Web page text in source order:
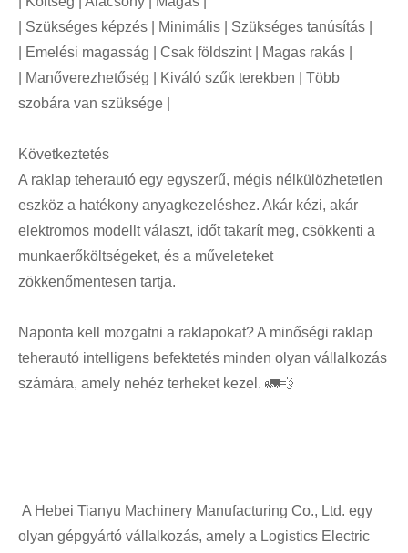
| Szükséges képzés | Minimális | Szükséges tanúsítás |
| Emelési magasság | Csak földszint | Magas rakás |
| Manőverezhetőség | Kiváló szűk terekben | Több
szobára van szüksége |
Következtetés
A raklap teherautó egy egyszerű, mégis nélkülözhetetlen
eszköz a hatékony anyagkezeléshez. Akár kézi, akár
elektromos modellt választ, időt takarít meg, csökkenti a
munkaerőköltségeket, és a műveleteket
zökkenőmentesen tartja.
Naponta kell mozgatni a raklapokat? A minőségi raklap
teherautó intelligens befektetés minden olyan vállalkozás
számára, amely nehéz terheket kezel. 🚛💨
A Hebei Tianyu Machinery Manufacturing Co., Ltd. egy
olyan gépgyártó vállalkozás, amely a Logistics Electric